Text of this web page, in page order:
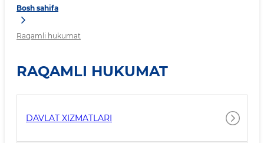
Bosh sahifa
Raqamli hukumat
RAQAMLI HUKUMAT
DAVLAT XIZMATLARI